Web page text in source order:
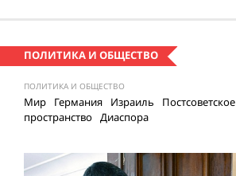
ПОЛИТИКА И ОБЩЕСТВО
ПОЛИТИКА И ОБЩЕСТВО
Мир Германия Израиль
Постсоветское
пространство
Диаспора